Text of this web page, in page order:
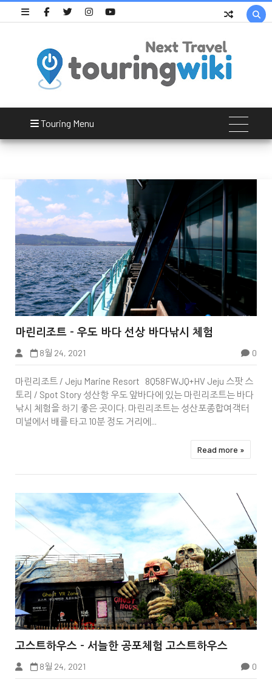

Touring Menu


Korea
마린리조트 - 우도 바다 선상 바다낚시 체험
8월 24, 2021 0
마린리조트 / Jeju Marine Resort 8Q58FWJQ+HV Jeju 스팟 스
토리 / Spot Story 성산항 우도 앞바다에 있는 마린리조트는 바다
낚시 체험을 하기 좋은 곳이다. 마린리조트는 성산포종합여객터
미널에서 배를 타고 10분 정도 거리에...
Read more »


Korea
고스트하우스 - 서늘한 공포체험 고스트하우스
8월 24, 2021 0
Korea